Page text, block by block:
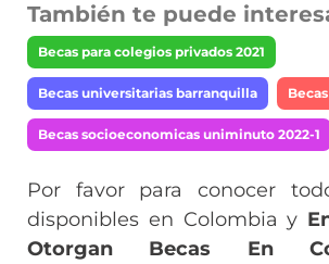
También te puede
Becas para colegios privados 2021
Becas universitarias barranquilla
Becas socioeconomicas uniminuto 2022-1
Por favor para conocer
disponibles en Colombia y
Otorgan Becas En